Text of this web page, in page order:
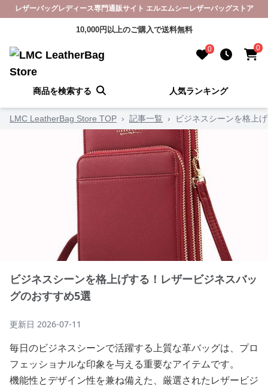
レザーバッグレディース専門通販サイト エルエムシーレザーバッグストア
10,000円以上のご購入で送料無料
0 0
商品を検索する 人気ランキング
LMC LeatherBag Store TOP › 記事一覧 › ビジネスシーンを格上
ビジネスシーンを格上げする！レザービジネスバッ
グのおすすめ5選
更新日 2026-07-11
毎日のビジネスシーンで活躍する上質な革バッグは、プロ
フェッショナルな印象を与える重要なアイテムです。
機能性とデザイン性を兼ね備えた、厳選されたレザービジ